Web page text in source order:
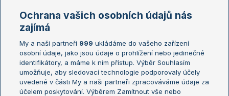
Žebříčky
Žebříček ATP (muži)
Žebříček WTA (ženy)
Sázkařský žebříček
Australian Open
French Open
Wimbledon
US Open
Ochrana vašich osobních údajů nás
zajímá
My a naši partneři 999 ukládáme do vašeho zařízení
osobní údaje, jako jsou údaje o prohlížení nebo jedinečné
identifikátory, a máme k nim přístup. Výběr Souhlasím
umožňuje, aby sledovací technologie podporovaly účely
uvedené v části My a naši partneři zpracováváme údaje za
účelem poskytování. Výběrem Zamítnout vše nebo